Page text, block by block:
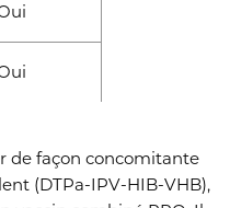
de façon concomitante
(DTPa-IPV-HIB-VHB),